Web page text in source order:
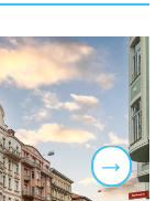
Next